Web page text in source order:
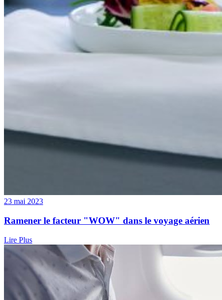
23 mai 2023
Ramener le facteur "WOW" dans le voyage aérien
Lire Plus